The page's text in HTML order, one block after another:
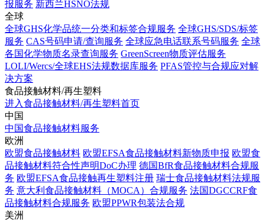
报服务 新西兰HSNO法规
全球
全球GHS化学品统一分类和标签合规服务 全球GHS/SDS/标签
服务 CAS号码申请/查询服务 全球应急电话联系号码服务 全球
各国化学物质名录查询服务 GreenScreen物质评估服务
LOLI/Wercs/全球EHS法规数据库服务 PFAS管控与合规应对解
决方案
食品接触材料/再生塑料
进入食品接触材料/再生塑料首页
中国
中国食品接触材料服务
欧洲
欧盟食品接触材料 欧盟EFSA食品接触材料新物质申报 欧盟食
品接触材料符合性声明DoC办理 德国BfR食品接触材料合规服
务 欧盟EFSA食品接触再生塑料注册 瑞士食品接触材料法规服
务 意大利食品接触材料（MOCA）合规服务 法国DGCCRF食
品接触材料合规服务 欧盟PPWR包装法合规
美洲